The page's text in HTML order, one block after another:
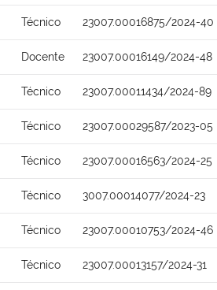
Técnico 23007.00016875/2024-40
Docente 23007.00016149/2024-48
Técnico 23007.00011434/2024-89
Técnico 23007.00029587/2023-05
Técnico 23007.00016563/2024-25
Técnico 3007.00014077/2024-23
Técnico 23007.00010753/2024-46
Técnico 23007.00013157/2024-31